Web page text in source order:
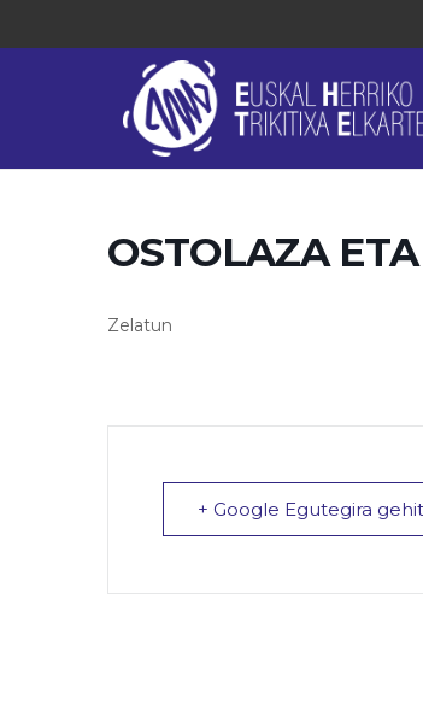
OSTOLAZA
Zelatun
+ Google Egutegira